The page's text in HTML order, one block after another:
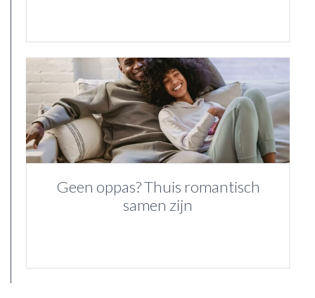
Geen oppas? Thuis romantisch
samen zijn